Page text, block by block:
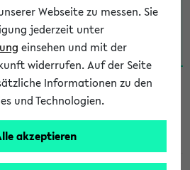
Webseite zu messen. Sie
jederzeit unter
einsehen und mit der
widerrufen. Auf der Seite
Informationen zu den
und Technologien.
akzeptieren